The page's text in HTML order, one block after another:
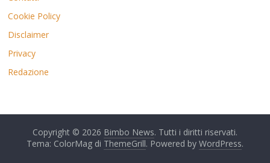
Cookie Policy
Disclaimer
Privacy
Redazione
Copyright © 2026 Bimbo News. Tutti i diritti riservati.
Tema: ColorMag di ThemeGrill. Powered by WordPress.